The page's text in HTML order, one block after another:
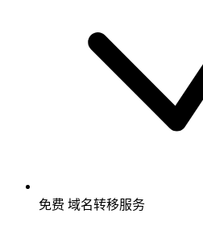
免费 域名转移服务